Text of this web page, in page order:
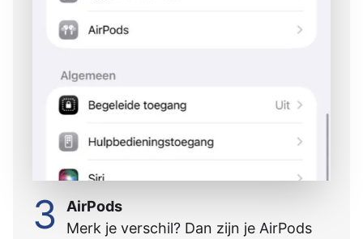
3
AirPods
Merk je verschil? Dan zijn je AirPods